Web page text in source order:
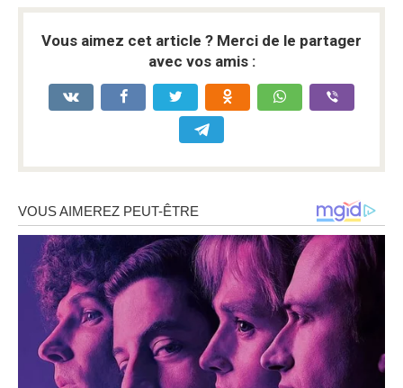
Vous aimez cet article ? Merci de le partager
avec vos amis :